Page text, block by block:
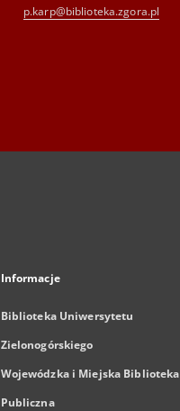
p.karp@biblioteka.zgora.pl
Informacje
Biblioteka Uniwersytetu
Zielonogórskiego
Wojewódzka i Miejska Biblioteka
Publiczna